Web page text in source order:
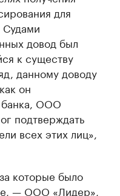
для
Судами
довод был
к существу
данному доводу
он
банка, ООО
подтверждать
всех этих лиц»,
которые было
— ООО «Лидер»,